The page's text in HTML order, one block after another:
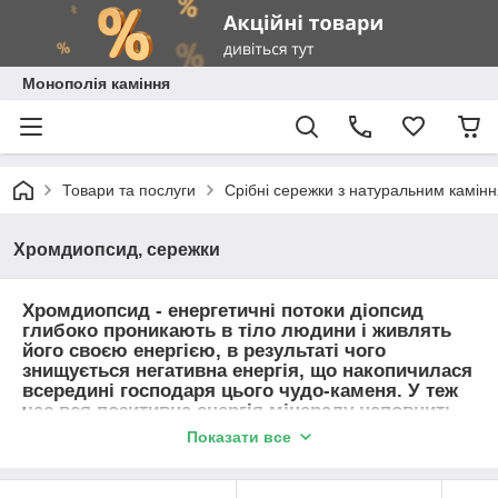
Монополія каміння
Товари та послуги Срібні сережки з натуральним
Хромдиопсид, сережки
Хромдиопсид - енергетичні потоки діопсид
глибоко проникають в тіло людини і живлять
його своєю енергією, в результаті чого
знищується негативна енергія, що накопичилася
всередині господаря цього чудо-каменя. У теж
час вся позитивна енергія мінералу наповнить
людини, роблячи його сильним духом і тілом,
Показати все